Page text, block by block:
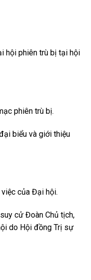
hội phiên trù bị tại hội
phiên trù bị.
biểu và giới thiệu
của Đại hội.
cử Đoàn Chủ tịch,
do Hội đồng Trị sự